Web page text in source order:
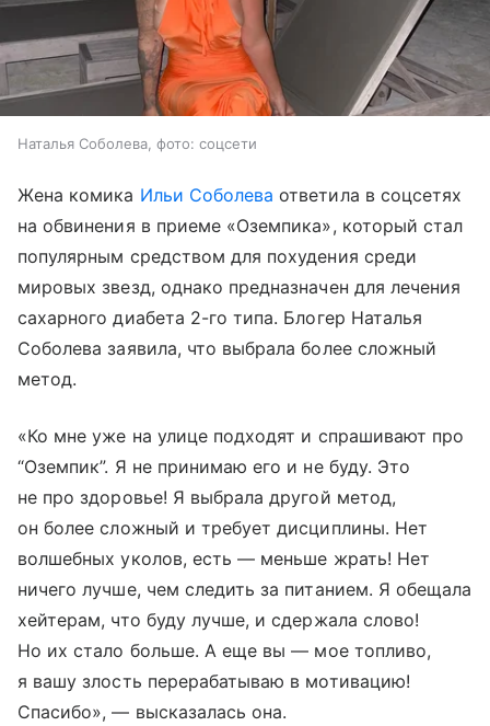
Наталья Соболева, фото: соцсети
Жена комика Ильи Соболева ответила в соцсетях
на обвинения в приеме «Оземпика», который стал
популярным средством для похудения среди
мировых звезд, однако предназначен для лечения
сахарного диабета 2-го типа. Блогер Наталья
Соболева заявила, что выбрала более сложный
метод.
«Ко мне уже на улице подходят и спрашивают про
“Оземпик”. Я не принимаю его и не буду. Это
не про здоровье! Я выбрала другой метод,
он более сложный и требует дисциплины. Нет
волшебных уколов, есть — меньше жрать! Нет
ничего лучше, чем следить за питанием. Я обещала
хейтерам, что буду лучше, и сдержала слово!
Но их стало больше. А еще вы — мое топливо,
я вашу злость перерабатываю в мотивацию!
Спасибо», — высказалась она.